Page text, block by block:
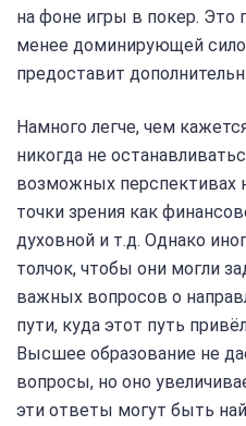
на фоне игры в покер. Это
менее доминирующей
предоставит
Намного легче, чем
никогда не
возможных перспективах
точки зрения как
духовной и т.д. Однако
толчок, чтобы они могли
важных вопросов о
пути, куда этот путь
Высшее образование не
вопросы, но оно
эти ответы могут быть